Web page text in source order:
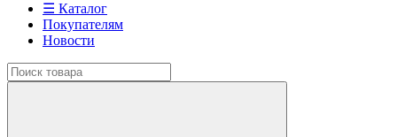
☰ Каталог
Покупателям
Новости